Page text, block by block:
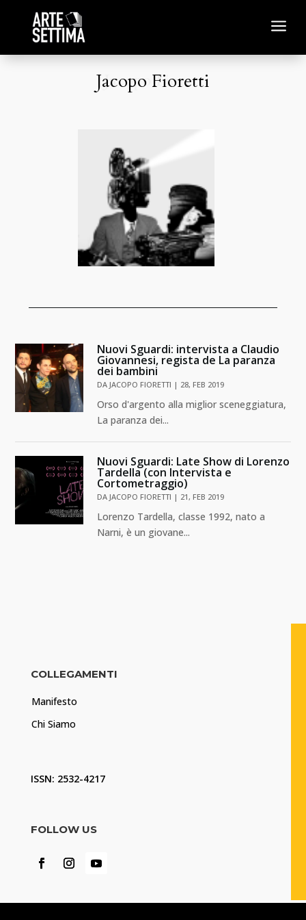
a
Jacopo Fioretti
Jacopo Fioretti
Nuovi Sguardi: intervista a Claudio
Giovannesi, regista de La paranza
dei bambini
DA JACOPO FIORETTI | 28, FEB 2019
Orso d'argento alla miglior sceneggiatura,
La paranza dei...
Nuovi Sguardi: Late Show di Lorenzo
Tardella (con Intervista e
Cortometraggio)
DA JACOPO FIORETTI | 21, FEB 2019
Lorenzo Tardella, classe 1992, nato a
Narni, è un giovane...
COLLEGAMENTI
Manifesto
Chi Siamo
ISSN: 2532-4217
FOLLOW US